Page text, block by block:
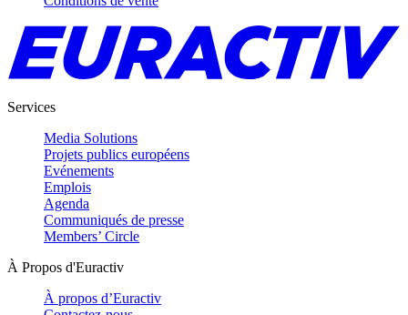
Services
Media Solutions
Projets publics européens
Evénements
Emplois
Agenda
Communiqués de presse
Members’ Circle
À Propos d'Euractiv
À propos d’Euractiv